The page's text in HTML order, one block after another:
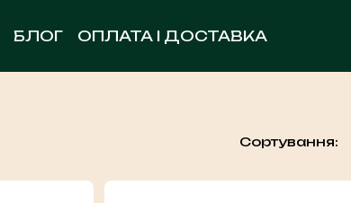
БЛОГ
ОПЛАТА І ДОСТАВКА
Сортування: